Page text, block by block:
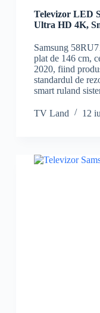
Televizor LED
Ultra HD 4K,
Samsung
plat de 146 cm,
2020, fiind
standardul de
smart ruland
TV Land 12